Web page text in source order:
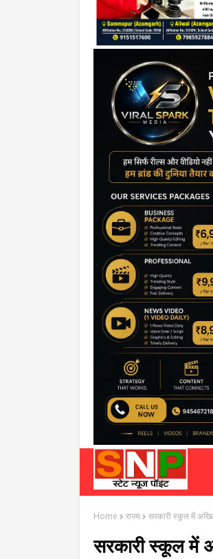
Home राज्य सरकारी स्कूल में
सरकारी स्कूल में